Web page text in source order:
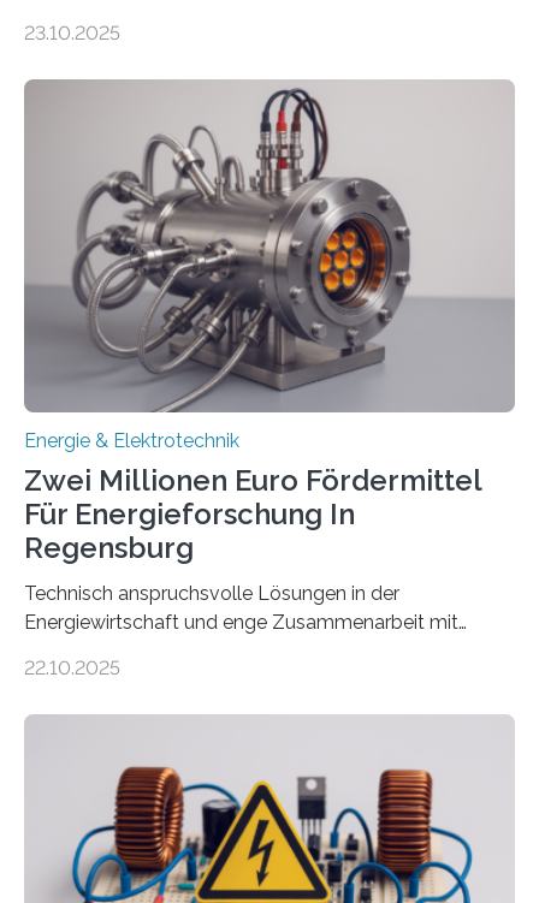
ermöglichen. Doch der dafür nötige Netzausbau hinkt
einem „Anschlussstau“. Die Stiftung
Umweltenergierecht hat den Rechtsrahmen in einem
neuen Bericht für die Praxis eingeordnet – inklusive der
Rolle von flexiblen Netzanschlussvereinbarungen. Der
Netzanschluss von Erneuerbare-Energien-Anlagen
(EE-Anlagen) ist entscheidend für die Energiewende.
Denn ohne Anschluss an das Netz kann kein Strom
eingespeist werden. Nach dem Erneuerbare-Energien-
Gesetz (EEG) sind Netzbetreiber…
23.10.2025
Energie & Elektrotechnik
Zwei Millionen Euro Fördermittel
Für Energieforschung In
Regensburg
Technisch anspruchsvolle Lösungen in der
Energiewirtschaft und enge Zusammenarbeit mit
neuen EU-geförderten Transfer-Projekte zu
Energietechnologien werden vom Europäischen
Sozialfonds Plus (ESF+) gefördert – mit einer
Gesamtsumme von mehr als zwei Millionen Euro.
Damit zählt die Hochschule zu den großen
Gewinnerinnen der aktuellen Förderrunde des
22.10.2025